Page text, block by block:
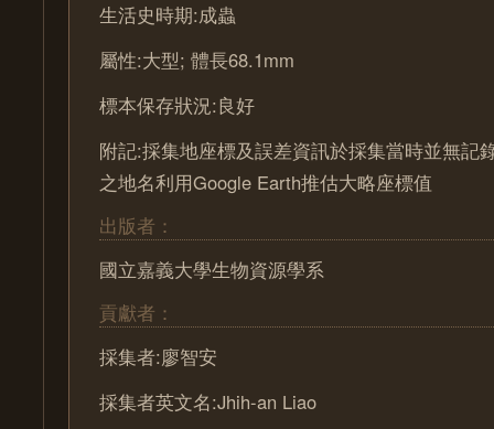
生活史時期:成蟲
屬性:大型; 體長68.1mm
標本保存狀況:良好
附記:採集地座標及誤差資訊於採集當時並無記
之地名利用Google Earth推估大略座標值
出版者：
國立嘉義大學生物資源學系
貢獻者：
採集者:廖智安
採集者英文名:Jhih-an Liao